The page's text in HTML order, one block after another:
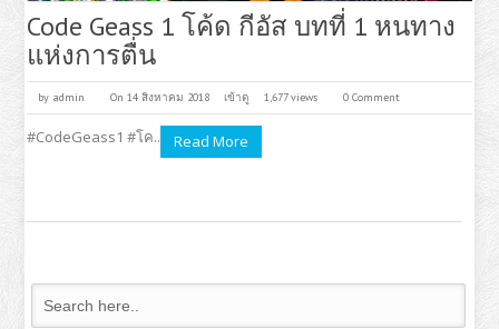
Code Geass 1 โค้ด กีอัส บทที่ 1 หนทาง
แห่งการตื่น
by admin On 14 สิงหาคม 2018 เข้าดู 1,677 views 0 Comment
#CodeGeass1 #โค.. Read More